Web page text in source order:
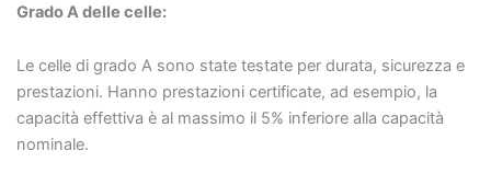
Grado A delle celle:
Le celle di grado A sono state testate per durata, sicurezza e
prestazioni. Hanno prestazioni certificate, ad esempio, la
capacità effettiva è al massimo il 5% inferiore alla capacità
nominale.